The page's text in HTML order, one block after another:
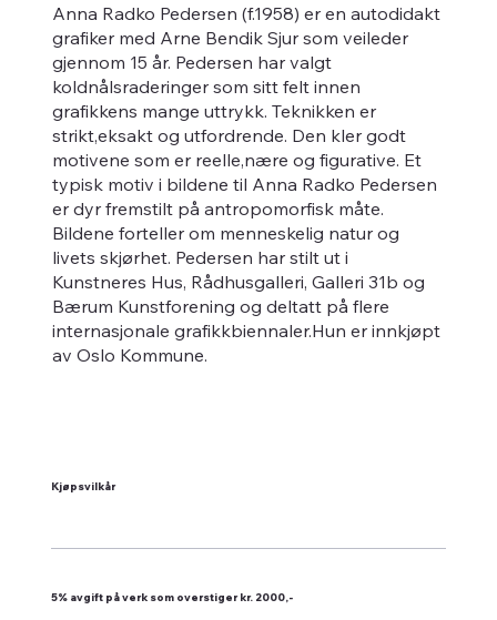
Anna Radko Pedersen (f.1958) er en autodidakt
grafiker med Arne Bendik Sjur som veileder
gjennom 15 år. Pedersen har valgt
koldnålsraderinger som sitt felt innen
grafikkens mange uttrykk. Teknikken er
strikt,eksakt og utfordrende. Den kler godt
motivene som er reelle,nære og figurative. Et
typisk motiv i bildene til Anna Radko Pedersen
er dyr fremstilt på antropomorfisk måte.
Bildene forteller om menneskelig natur og
livets skjørhet. Pedersen har stilt ut i
Kunstneres Hus, Rådhusgalleri, Galleri 31b og
Bærum Kunstforening og deltatt på flere
internasjonale grafikkbiennaler.Hun er innkjøpt
av Oslo Kommune.
Kjøpsvilkår
5% avgift på verk som overstiger kr. 2000,-